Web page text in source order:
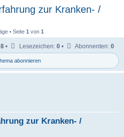
zur Kranken- /
• Seite 1 von 1
abonnieren
8• Lesezeichen: 0• Abonnenten: 0
zur Kranken- /